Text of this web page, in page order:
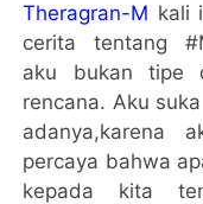
Theragran-M kali
cerita tentang
aku bukan tipe
rencana. Aku
adanya,karena
percaya bahwa
kepada kita